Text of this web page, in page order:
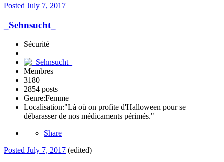
Posted July 7, 2017
_Sehnsucht_
Sécurité
Membres
3180
2854 posts
Genre:Femme
Localisation:"Là où on profite d'Halloween pour se
débarasser de nos médicaments périmés."
Share
Posted July 7, 2017 (edited)